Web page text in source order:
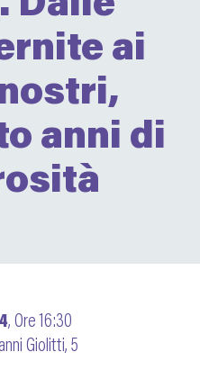
ai
anni di
, Ore 16:30
Giolitti, 5